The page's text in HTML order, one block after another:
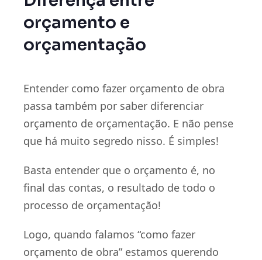
orçamento e
orçamentação
Entender como fazer orçamento de obra
passa também por saber diferenciar
orçamento de orçamentação. E não pense
que há muito segredo nisso. É simples!
Basta entender que o orçamento é, no
final das contas, o resultado de todo o
processo de orçamentação!
Logo, quando falamos “como fazer
orçamento de obra” estamos querendo